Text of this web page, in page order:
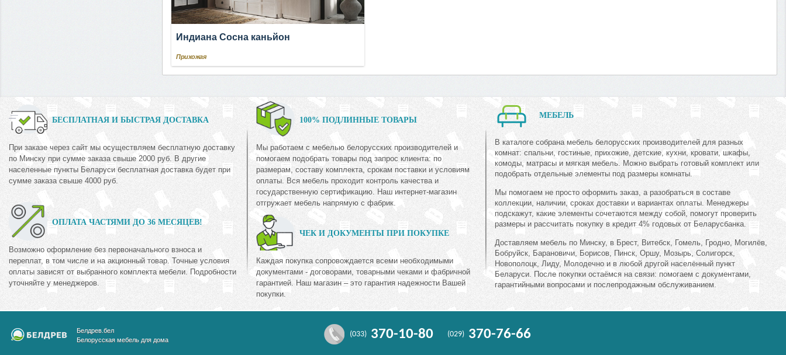
Индиана Сосна каньйон
Прихожая
БЕСПЛАТНАЯ И БЫСТРАЯ ДОСТАВКА
При заказе через сайт мы осуществляем бесплатную доставку
по Минску при сумме заказа свыше 2000 руб. В другие
населенные пункты Беларуси бесплатная доставка будет при
сумме заказа свыше 4000 руб.
ОПЛАТА ЧАСТЯМИ ДО 36 МЕСЯЦЕВ!
Возможно оформление без первоначального взноса и
переплат, в том числе и на акционный товар. Точные условия
оплаты зависят от выбранного комплекта мебели. Подробности
уточняйте у менеджеров.
100% ПОДЛИННЫЕ ТОВАРЫ
Мы работаем с мебелью белорусских производителей и
помогаем подобрать товары под запрос клиента: по
размерам, составу комплекта, срокам поставки и условиям
оплаты. Вся мебель проходит контроль качества и
государственную сертификацию. Наш интернет-магазин
отгружает мебель напрямую с фабрик.
ЧЕК И ДОКУМЕНТЫ ПРИ ПОКУПКЕ
Каждая покупка сопровождается всеми необходимыми
документами - договорами, товарными чеками и фабричной
гарантией. Наш магазин – это гарантия надежности Вашей
покупки.
МЕБЕЛЬ
В каталоге собрана мебель белорусских производителей для разных
комнат: спальни, гостиные, прихожие, детские, кухни, кровати, шкафы,
комоды, матрасы и мягкая мебель. Можно выбрать готовый комплект или
подобрать отдельные элементы под размеры комнаты.
Мы помогаем не просто оформить заказ, а разобраться в составе
коллекции, наличии, сроках доставки и вариантах оплаты. Менеджеры
подскажут, какие элементы сочетаются между собой, помогут проверить
размеры и рассчитать покупку в кредит 4% годовых от Беларусбанка.
Доставляем мебель по Минску, в Брест, Витебск, Гомель, Гродно, Могилёв,
Бобруйск, Барановичи, Борисов, Пинск, Оршу, Мозырь, Солигорск,
Новополоцк, Лиду, Молодечно и в любой другой населённый пункт
Беларуси. После покупки остаёмся на связи: помогаем с документами,
гарантийными вопросами и послепродажным обслуживанием.
Белдрев.бел
Белорусская мебель для дома
(033) 370-10-80 (029) 370-76-66